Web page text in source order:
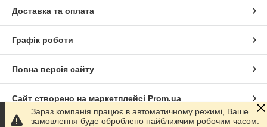
Доставка та оплата
Графік роботи
Повна версія сайту
Сайт створено на маркетплейсі Prom.ua
Зараз компанія працює в автоматичному режимі, Ваше
замовлення буде оброблено найближчим робочим часом.